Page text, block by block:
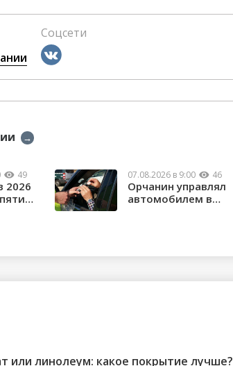
Соцсети
→
49
2026
07.08.2026 в 9:00 46
Орчанин управлял
автомобилем в
или линолеум: какое покрытие лучше?